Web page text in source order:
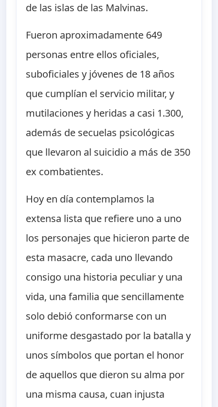
de las islas de las Malvinas.
Fueron aproximadamente 649
personas entre ellos oficiales,
suboficiales y jóvenes de 18 años
que cumplían el servicio militar, y
mutilaciones y heridas a casi 1.300,
además de secuelas psicológicas
que llevaron al suicidio a más de 350
ex combatientes.
Hoy en día contemplamos la
extensa lista que refiere uno a uno
los personajes que hicieron parte de
esta masacre, cada uno llevando
consigo una historia peculiar y una
vida, una familia que sencillamente
solo debió conformarse con un
uniforme desgastado por la batalla y
unos símbolos que portan el honor
de aquellos que dieron su alma por
una misma causa, cuan injusta